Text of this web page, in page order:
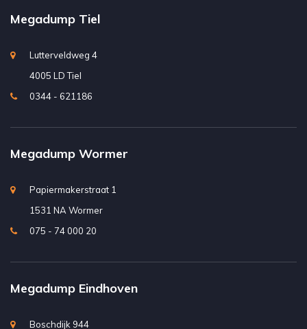
Megadump Tiel
Lutterveldweg 4
4005 LD Tiel
0344 - 621186
Megadump Wormer
Papiermakerstraat 1
1531 NA Wormer
075 - 74 000 20
Megadump Eindhoven
Boschdijk 944